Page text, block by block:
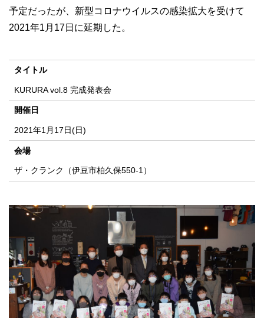
予定だったが、新型コロナウイルスの感染拡大を受けて
2021年1月17日に延期した。
タイトル
KURURA vol.8 完成発表会
開催日
2021年1月17日(日)
会場
ザ・クランク（伊豆市柏久保550-1）